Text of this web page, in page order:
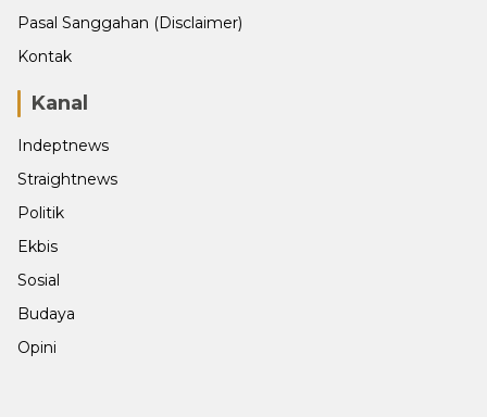
Pasal Sanggahan (Disclaimer)
Kontak
Kanal
Indeptnews
Straightnews
Politik
Ekbis
Sosial
Budaya
Opini